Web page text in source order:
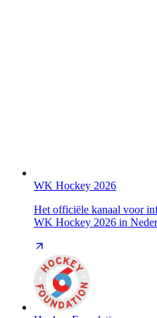
WK Hockey 2026
Het officiële kanaal voor
WK Hockey 2026 in